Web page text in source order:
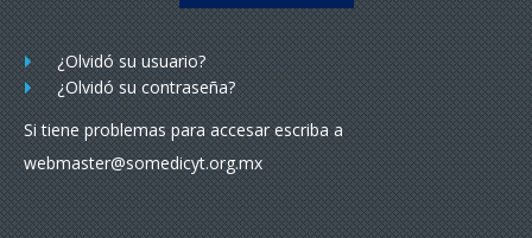
¿Olvidó su usuario?
¿Olvidó su contraseña?
Si tiene problemas para accesar escriba a
webmaster@somedicyt.org.mx